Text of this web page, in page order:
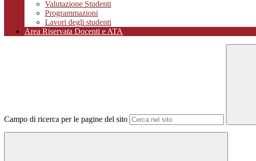
Valutazione Studenti
Programmazioni
Lavori degli studenti
Area Riservata Docenti e ATA
Campo di ricerca per le pagine del sito